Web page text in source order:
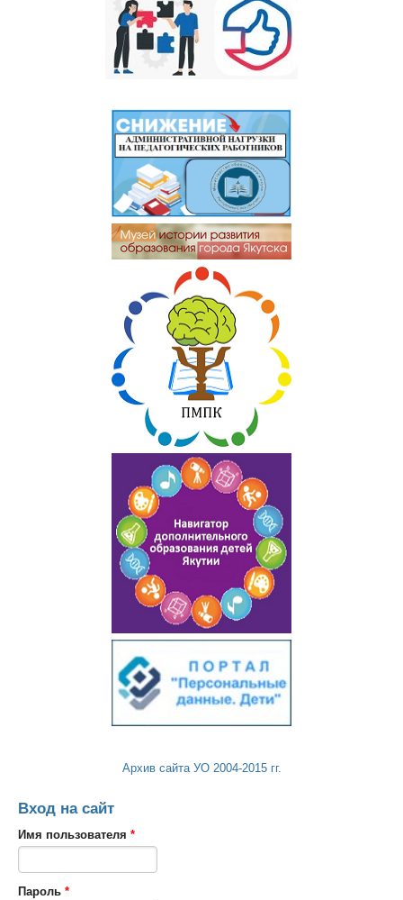
Архив сайта УО 2004-2015 гг.
Вход на сайт
Имя пользователя *
Пароль *